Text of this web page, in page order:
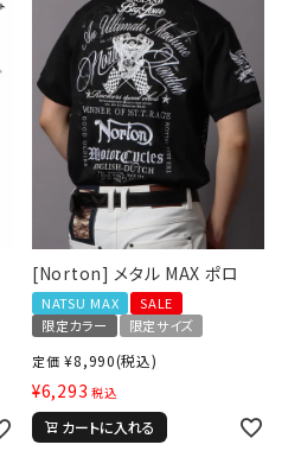
[Norton] メタル MAX ポロ
NATSU MAX
SALE
限定カラー
限定サイズ
定価 ¥8,990(税込)
¥6,293 税込
カートに入れる